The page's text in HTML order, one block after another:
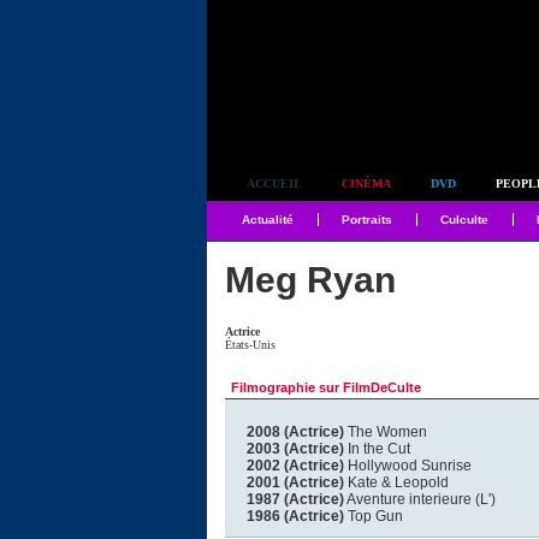
ACCUEIL CINÉMA DVD
Actualité Portraits Culculte
Meg Ryan
Actrice
États-Unis
Filmographie sur FilmDeCulte
2008 (Actrice) The Women
2003 (Actrice) In the Cut
2002 (Actrice) Hollywood Sunrise
2001 (Actrice) Kate & Leopold
1987 (Actrice)Aventure interieure (L')
1986 (Actrice) Top Gun